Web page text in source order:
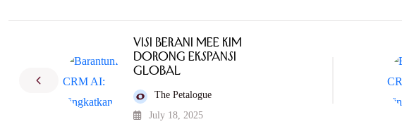
Visi Berani Mee Kim
Dorong Ekspansi
Global
The Petalogue
July 18, 2025